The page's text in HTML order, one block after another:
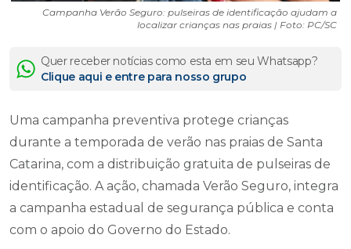
Campanha Verão Seguro: pulseiras de identificação ajudam a
localizar crianças nas praias | Foto: PC/SC
Quer receber notícias como esta em seu Whatsapp?
Clique aqui e entre para nosso grupo
Uma campanha preventiva protege crianças
durante a temporada de verão nas praias de Santa
Catarina, com a distribuição gratuita de pulseiras de
identificação. A ação, chamada Verão Seguro, integra
a campanha estadual de segurança pública e conta
com o apoio do Governo do Estado.